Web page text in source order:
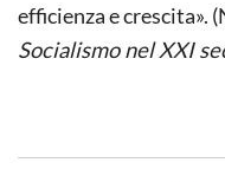
efficienza e crescita».
Socialismo nel XXI